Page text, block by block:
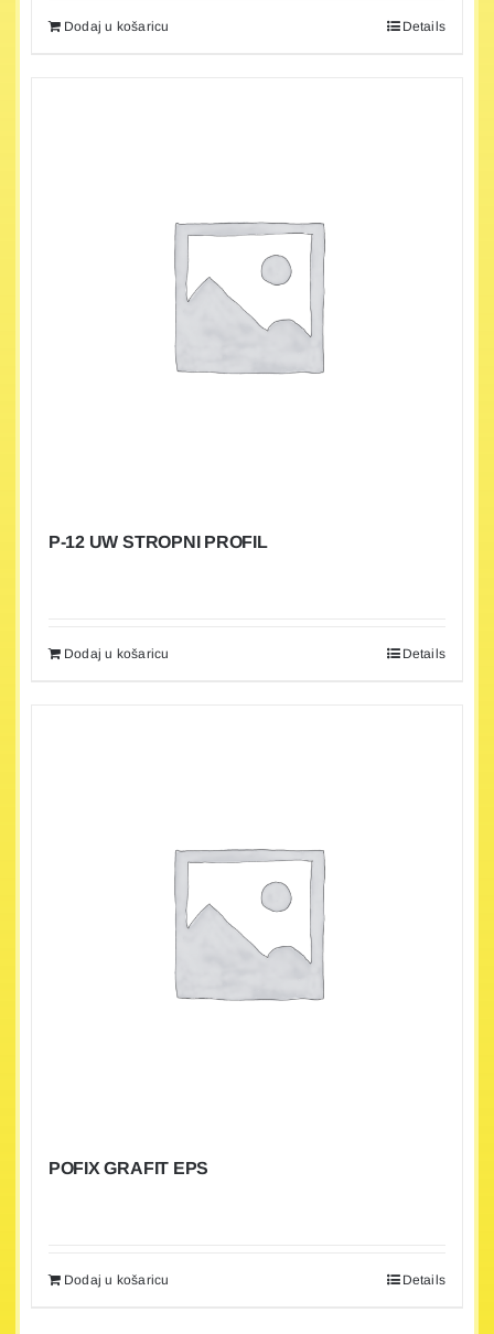
Dodaj u košaricu Details
P-12 UW STROPNI PROFIL
Dodaj u košaricu Details
POFIX GRAFIT EPS
Dodaj u košaricu Details